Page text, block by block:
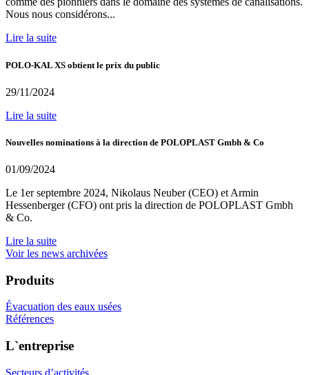
Nous nous considérons...
Lire la suite
POLO-KAL XS obtient le prix du public
29/11/2024
Lire la suite
Nouvelles nominations à la direction de POLOPLAST Gmbh & Co
01/09/2024
Le 1er septembre 2024, Nikolaus Neuber (CEO) et Armin
Hessenberger (CFO) ont pris la direction de POLOPLAST Gmbh
& Co.
Lire la suite
Voir les news archivées
Produits
Évacuation des eaux usées
Références
L`entreprise
Secteurs d’activités